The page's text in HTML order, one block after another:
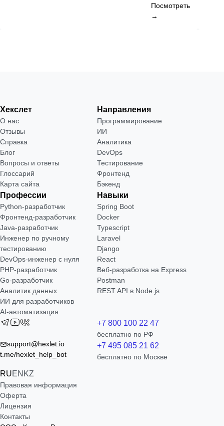
Посмотреть
→
Хекслет
О нас
Отзывы
Справка
Блог
Вопросы и ответы
Глоссарий
Карта сайта
Направления
Программирование
ИИ
Аналитика
DevOps
Тестирование
Фронтенд
Бэкенд
Профессии
Python-разработчик
Фронтенд-разработчик
Java-разработчик
Инженер по ручному
тестированию
DevOps-инженер с нуля
РНР-разработчик
Go-разработчик
Аналитик данных
ИИ для разработчиков
AI-автоматизация
Навыки
Spring Boot
Docker
Typescript
Laravel
Django
React
Веб-разработка на Express
Postman
REST API в Node.js
support@hexlet.io
t.me/hexlet_help_bot
RUEN KZ
+7 800 100 22 47
бесплатно по РФ
+7 495 085 21 62
бесплатно по Москве
Правовая информация
Оферта
Лицензия
Контакты